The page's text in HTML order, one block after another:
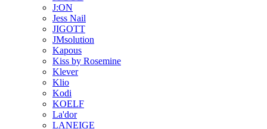
J:ON
Jess Nail
JIGOTT
JMsolution
Kapous
Kiss by Rosemine
Klever
Klio
Kodi
KOELF
La'dor
LANEIGE